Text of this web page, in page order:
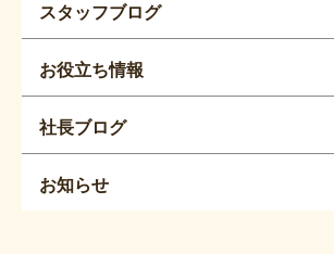
スタッフブログ
お役立ち情報
社長ブログ
お知らせ